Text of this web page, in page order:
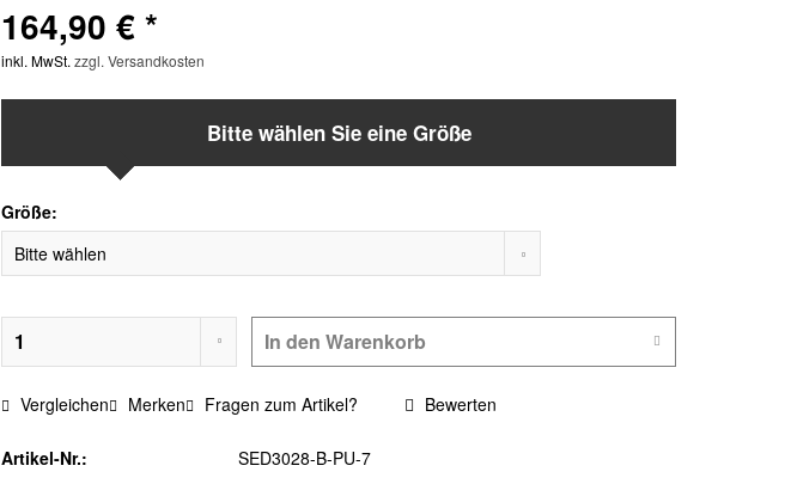
164,90 € *
inkl. MwSt. zzgl. Versandkosten
Bitte wählen Sie eine Größe
Größe:
In den Warenkorb
Vergleichen Merken Fragen zum Artikel? Bewerten
Artikel-Nr.: SED3028-B-PU-7